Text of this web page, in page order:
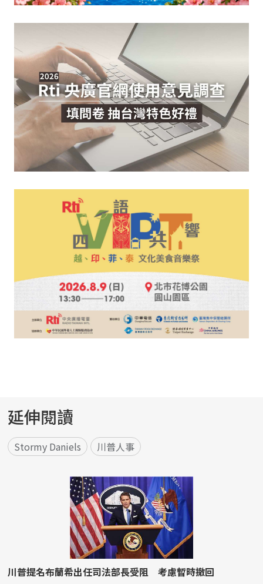
延伸閱讀
Stormy Daniels 川普人事
川普提名布蘭希出任司法部長受阻 考慮暫時撤回